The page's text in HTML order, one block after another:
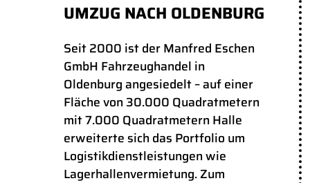
UMZUG NACH OLDENBURG
Seit 2000 ist der Manfred Eschen
GmbH Fahrzeughandel in
Oldenburg angesiedelt – auf einer
Fläche von 30.000 Quadratmetern
mit 7.000 Quadratmetern Halle
erweiterte sich das Portfolio um
Logistikdienstleistungen wie
Lagerhallenvermietung. Zum